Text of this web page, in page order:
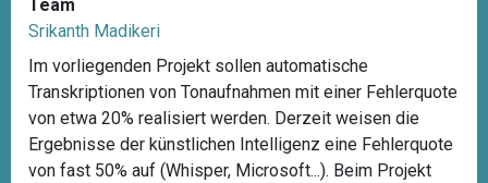
h
e
n
a
u
Team
Srikanth Madikeri
Im vorliegenden Projekt sollen automatische
Transkriptionen von Tonaufnahmen mit einer Fehlerquote
von etwa 20% realisiert werden. Derzeit weisen die
Ergebnisse der künstlichen Intelligenz eine Fehlerquote
von fast 50% auf (Whisper, Microsoft...). Beim Projekt